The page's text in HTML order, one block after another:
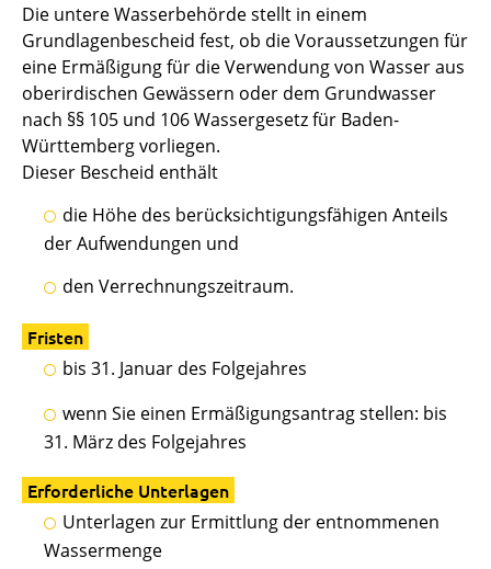
Die untere Wasserbehörde stellt in einem
Grundlagenbescheid fest, ob die Voraussetzungen für
eine Ermäßigung für die Verwendung von Wasser aus
oberirdischen Gewässern oder dem Grundwasser
nach §§ 105 und 106 Wassergesetz für Baden-
Württemberg vorliegen.
Dieser Bescheid enthält
die Höhe des berücksichtigungsfähigen Anteils
der Aufwendungen und
den Verrechnungszeitraum.
Fristen
bis 31. Januar des Folgejahres
wenn Sie einen Ermäßigungsantrag stellen: bis
31. März des Folgejahres
Erforderliche Unterlagen
Unterlagen zur Ermittlung der entnommenen
Wassermenge